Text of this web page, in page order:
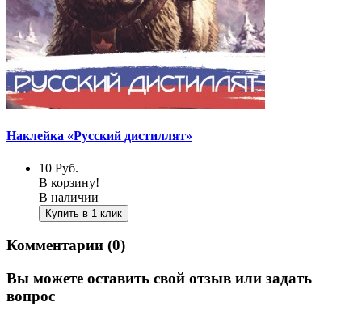
Наклейка «Русский дистиллят»
10 Руб.
В корзину!
В наличии
Купить в 1 клик
Комментарии (0)
Вы можете оставить свой отзыв или задать
вопрос